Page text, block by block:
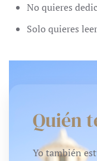
No quieres
Solo quieres
Quién
Yo también